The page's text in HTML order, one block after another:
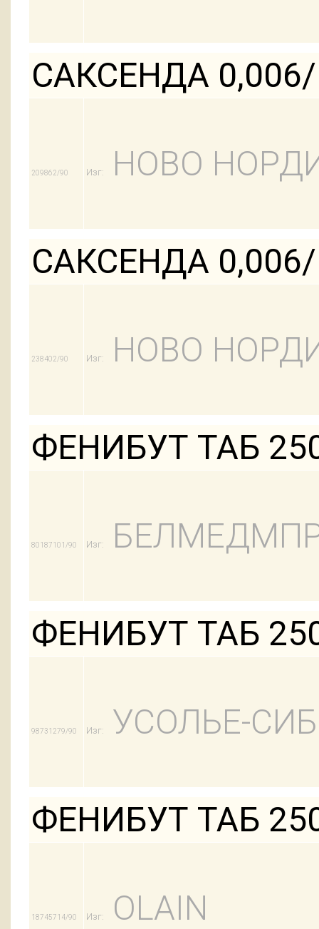
САКСЕНДА
209862/90 Изг: НОВО
САКСЕНДА
238402/90 Изг: НОВО
ФЕНИБУТ ТАБ
80187101/90 Изг:
ФЕНИБУТ ТАБ
98731279/90 Изг: УСОЛЬЕ-
ФЕНИБУТ ТАБ
18745714/90 Изг: OLAIN